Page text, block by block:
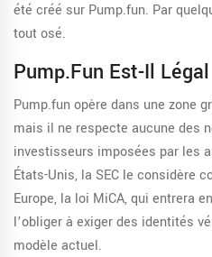
été créé sur Pump.fun. Par
tout osé.
Pump.fun Est-Il
Pump.fun opère dans une zone
mais il ne respecte aucune des
investisseurs imposées par les
États-Unis, la SEC le considère
Europe, la loi MiCA, qui entrera
l’obliger à exiger des identités
modèle actuel.